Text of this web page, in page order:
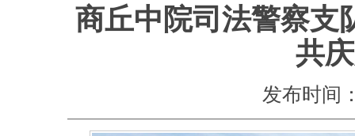
商丘中院司法警察支
共
发布时间